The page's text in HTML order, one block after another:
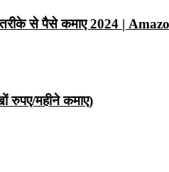
से पैसे कमाए 2024 |
रुपए/महीने कमाए)